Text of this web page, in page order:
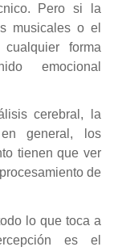
Pero si la
musicales o el
forma
emocional
cerebral, la
general, los
tienen que ver
de
lo que toca a
es el